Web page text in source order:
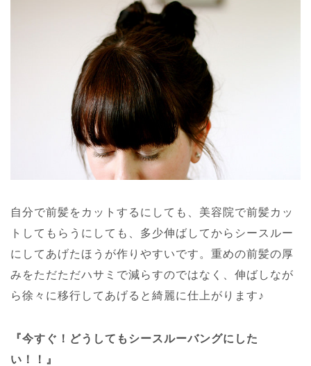
自分で前髪をカットするにしても、美容院で前髪カッ
トしてもらうにしても、多少伸ばしてからシースルー
にしてあげたほうが作りやすいです。重めの前髪の厚
みをただただハサミで減らすのではなく、伸ばしなが
ら徐々に移行してあげると綺麗に仕上がります♪
『今すぐ！どうしてもシースルーバングにした
い！！』